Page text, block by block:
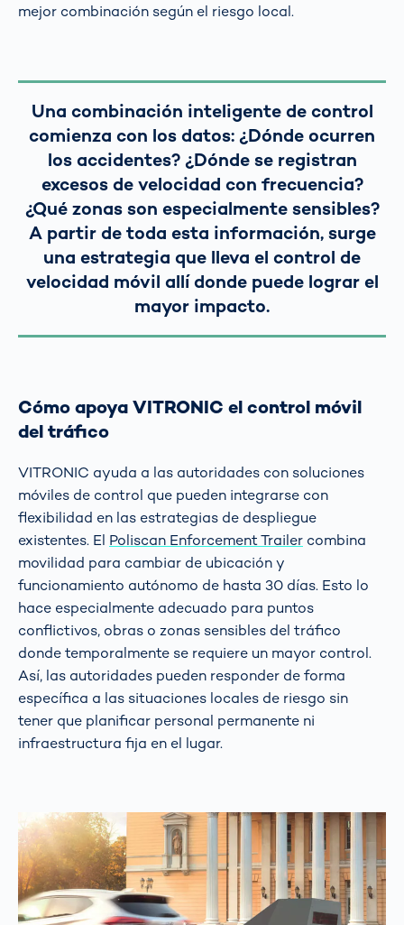
mejor combinación según el riesgo local.
Una combinación inteligente de control
comienza con los datos: ¿Dónde ocurren
los accidentes? ¿Dónde se registran
excesos de velocidad con frecuencia?
¿Qué zonas son especialmente sensibles?
A partir de toda esta información, surge
una estrategia que lleva el control de
velocidad móvil allí donde puede lograr el
mayor impacto.
Cómo apoya VITRONIC el control móvil
del tráfico
VITRONIC ayuda a las autoridades con soluciones
móviles de control que pueden integrarse con
flexibilidad en las estrategias de despliegue
existentes. El Poliscan Enforcement Trailer combina
movilidad para cambiar de ubicación y
funcionamiento autónomo de hasta 30 días. Esto lo
hace especialmente adecuado para puntos
conflictivos, obras o zonas sensibles del tráfico
donde temporalmente se requiere un mayor control.
Así, las autoridades pueden responder de forma
específica a las situaciones locales de riesgo sin
tener que planificar personal permanente ni
infraestructura fija en el lugar.